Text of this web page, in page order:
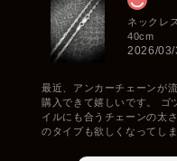
40cm
2026/03/
最近、アンカーチェーンが
購入できて嬉しいです。 ゴ
イルにも合うチェーンの太
のタイプも欲しくなってしま